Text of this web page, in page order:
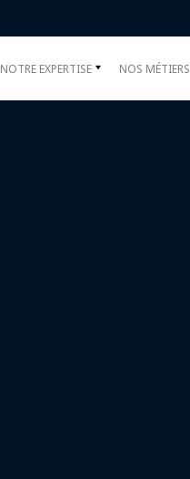
NOTRE EXPERTISE NOS MÉTIERS